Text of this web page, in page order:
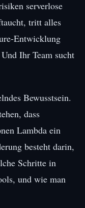
serverlose
tritt alles
Entwicklung
Ihr Team sucht
Bewusstsein.
dass
Lambda ein
besteht darin,
Schritte in
und wie man